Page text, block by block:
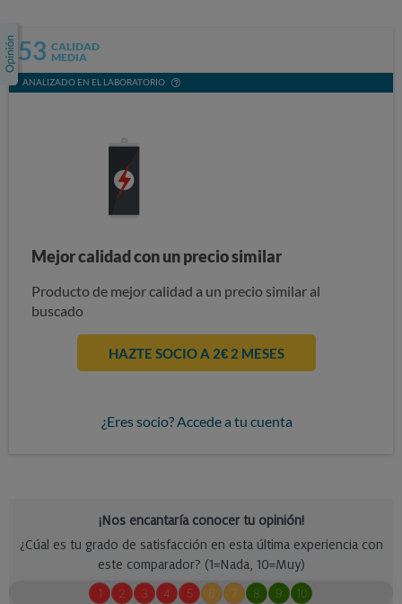
53 CALIDAD
MEDIA
ANALIZADO EN EL LABORATORIO
Mejor calidad con un precio similar
Producto de mejor calidad a un precio similar al
buscado
HAZTE SOCIO A 2€ 2 MESES
¿Eres socio? Accede a tu cuenta